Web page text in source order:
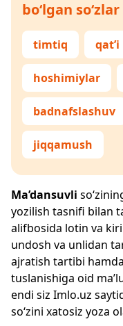
bo‘lgan so‘zlar
timtiq
hoshimiylar
badnafslashuv
jiqqamush
Ma’dansuvli
yozilish tasnifi bilan
alifbosida lotin va
undosh va unlidan
ajratish tartibi
tuslanishiga oid
endi siz Imlo.uz
so‘zini xatosiz yoza